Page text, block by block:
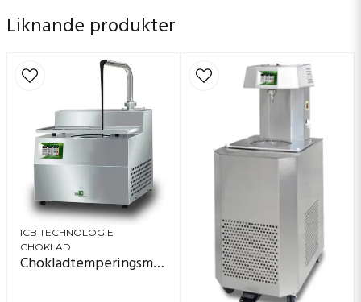
Liknande produkter
ICB TECHNOLOGIE
CHOKLAD
Chokladtemperingsmaskin - bordsmodell